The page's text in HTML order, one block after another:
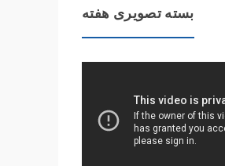
بسته تصویری هفته